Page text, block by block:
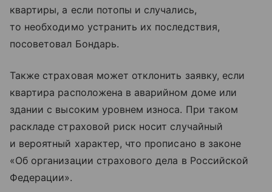
квартиры, а если потопы и случались,
то необходимо устранить их последствия,
посоветовал Бондарь.
Также страховая может отклонить заявку, если
квартира расположена в аварийном доме или
здании с высоким уровнем износа. При таком
раскладе страховой риск носит случайный
и вероятный характер, что прописано в законе
«Об организации страхового дела в Российской
Федерации».